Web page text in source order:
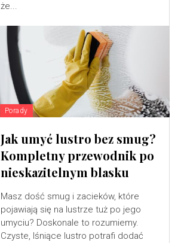
że...
Porady
Jak umyć lustro bez smug?
Kompletny przewodnik po
nieskazitelnym blasku
Masz dość smug i zacieków, które
pojawiają się na lustrze tuż po jego
umyciu? Doskonale to rozumiemy.
Czyste, lśniące lustro potrafi dodać